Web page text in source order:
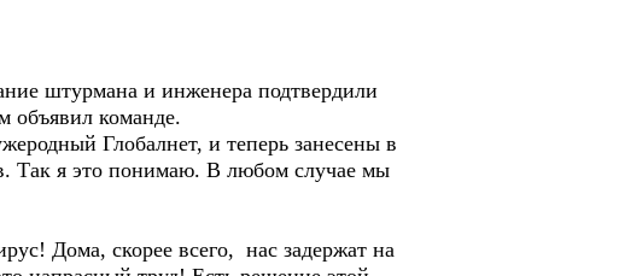
штурмана и инженера подтвердили
объявил команде.
Глобалнет, и теперь занесены в
Так я это понимаю. В любом случае мы
Дома, скорее всего, нас задержат на